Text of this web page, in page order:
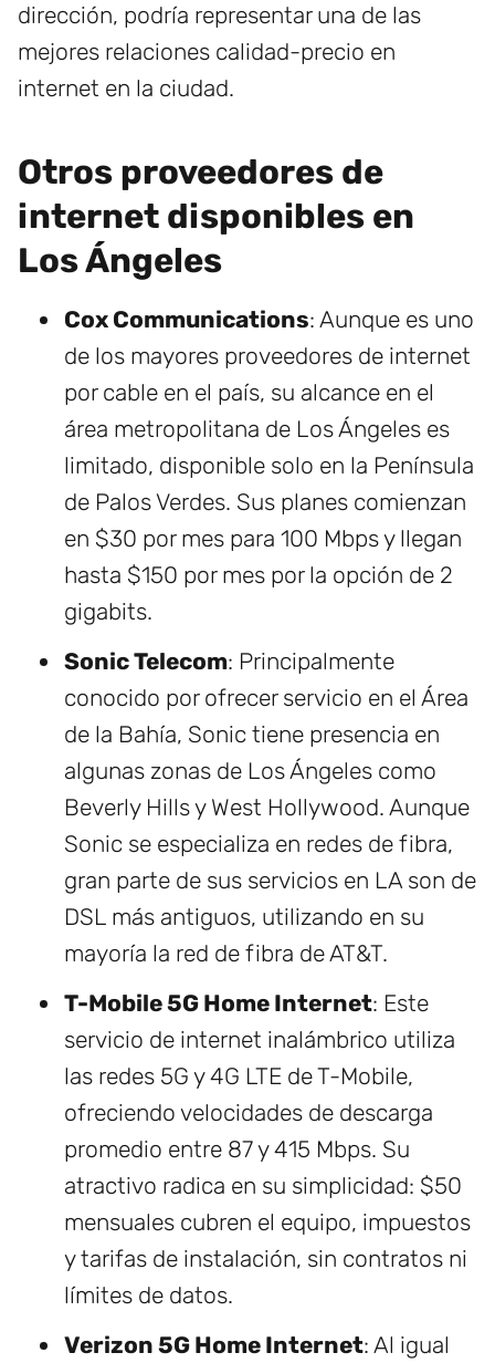
dirección, podría representar una de las
mejores relaciones calidad-precio en
internet en la ciudad.
Otros proveedores de
internet disponibles en
Los Ángeles
Cox Communications: Aunque es uno
de los mayores proveedores de internet
por cable en el país, su alcance en el
área metropolitana de Los Ángeles es
limitado, disponible solo en la Península
de Palos Verdes. Sus planes comienzan
en $30 por mes para 100 Mbps y llegan
hasta $150 por mes por la opción de 2
gigabits.
Sonic Telecom: Principalmente
conocido por ofrecer servicio en el Área
de la Bahía, Sonic tiene presencia en
algunas zonas de Los Ángeles como
Beverly Hills y West Hollywood. Aunque
Sonic se especializa en redes de fibra,
gran parte de sus servicios en LA son de
DSL más antiguos, utilizando en su
mayoría la red de fibra de AT&T.
T-Mobile 5G Home Internet: Este
servicio de internet inalámbrico utiliza
las redes 5G y 4G LTE de T-Mobile,
ofreciendo velocidades de descarga
promedio entre 87 y 415 Mbps. Su
atractivo radica en su simplicidad: $50
mensuales cubren el equipo, impuestos
y tarifas de instalación, sin contratos ni
límites de datos.
Verizon 5G Home Internet: Al igual